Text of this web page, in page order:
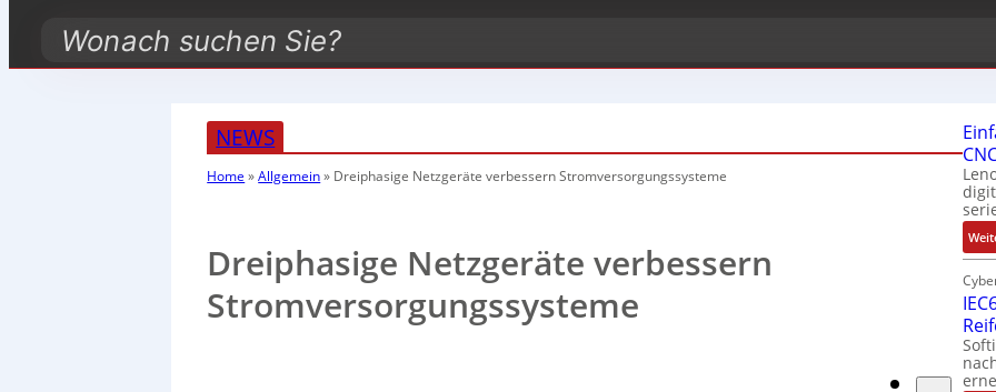
Search
NEWS
Home »Allgemein» Dreiphasige Netzgeräte verbessern Stromversorgungssysteme
Dreiphasige Netzgeräte verbessern
Stromversorgungssysteme